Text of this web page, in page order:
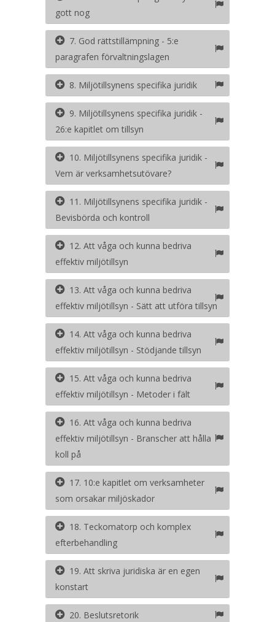
gott nog
7. God rättstillämpning - 5:e
paragrafen förvaltningslagen
8. Miljötillsynens specifika juridik
9. Miljötillsynens specifika juridik -
26:e kapitlet om tillsyn
10. Miljötillsynens specifika juridik -
Vem är verksamhetsutövare?
11. Miljötillsynens specifika juridik -
Bevisbörda och kontroll
12. Att våga och kunna bedriva
effektiv miljötillsyn
13. Att våga och kunna bedriva
effektiv miljötillsyn - Sätt att utföra tillsyn
14. Att våga och kunna bedriva
effektiv miljötillsyn - Stödjande tillsyn
15. Att våga och kunna bedriva
effektiv miljötillsyn - Metoder i fält
16. Att våga och kunna bedriva
effektiv miljötillsyn - Branscher att hålla
koll på
17. 10:e kapitlet om verksamheter
som orsakar miljöskador
18. Teckomatorp och komplex
efterbehandling
19. Att skriva juridiska är en egen
konstart
20. Beslutsretorik